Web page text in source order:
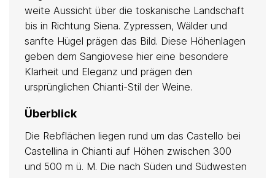
weite Aussicht über die toskanische Landschaft
bis in Richtung Siena. Zypressen, Wälder und
sanfte Hügel prägen das Bild. Diese Höhenlagen
geben dem Sangiovese hier eine besondere
Klarheit und Eleganz und prägen den
ursprünglichen Chianti-Stil der Weine.
Überblick
Die Rebflächen liegen rund um das Castello bei
Castellina in Chianti auf Höhen zwischen 300
und 500 m ü. M. Die nach Süden und Südwesten